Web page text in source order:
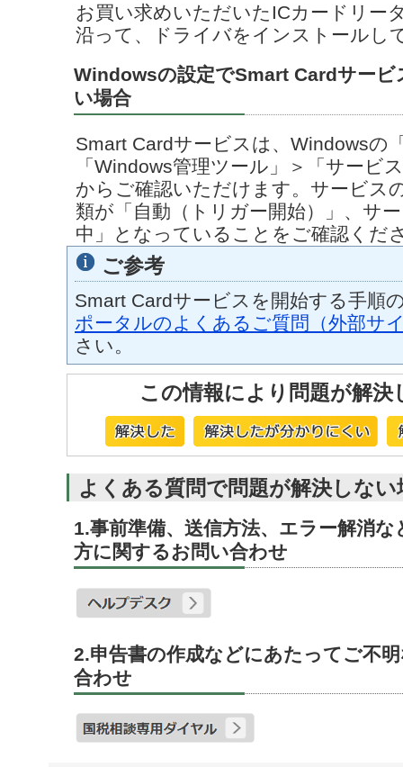
お買い求めいただいたICカードリー
沿って、ドライバをインストールし
Windowsの設定でSmart Cardサービ
い場合
Smart Cardサービスは、Windowsの
「Windows管理ツール」＞「サービ
からご確認いただけます。サービス
類が「自動（トリガー開始）」、サ
中」となっていることをご確認くだ
ご参考
Smart Cardサービスを開始する手順
ポータルのよくあるご質問（外部サ
さい。
この情報により問題が解決
よくある質問で問題が解決しな
1.事前準備、送信方法、エラー解消
方に関するお問い合わせ
2.申告書の作成などにあたってご不
合わせ